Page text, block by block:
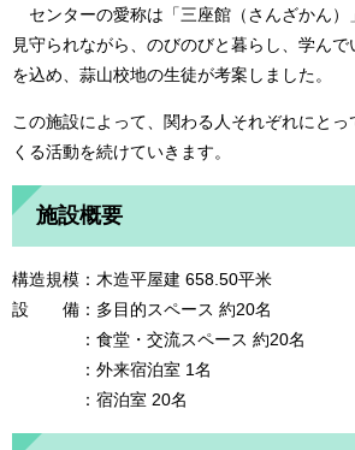
センターの愛称は「三座館（さんざかん）
見守られながら、のびのびと暮らし、学ん
を込め、蒜山校地の生徒が考案しました。
この施設によって、関わる人それぞれにと
くる活動を続けていきます。
施設概要
構造規模：木造平屋建 658.50平米
設 備：多目的スペース 約20名
：食堂・交流スペース 約20名
：外来宿泊室 1名
：宿泊室 20名